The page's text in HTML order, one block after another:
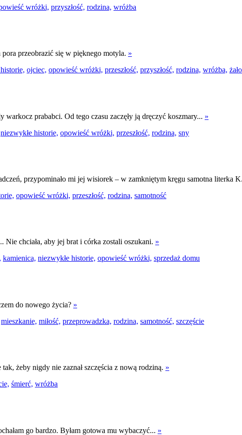
wróżki, przyszłość, rodzina, wróżba
przeobrazić się w pięknego motyla. »
ojciec, opowieść wróżki, przeszłość, przyszłość, rodzina, wróżba,
warkocz prababci. Od tego czasu zaczęły ją dręczyć koszmary... »
niezwykłe historie, opowieść wróżki, przeszłość, rodzina, sny
przypominało mi jej wisiorek – w zamkniętym kręgu samotna literka K.
opowieść wróżki, przeszłość, rodzina, samotność
Nie chciała, aby jej brat i córka zostali oszukani. »
kamienica, niezwykłe historie, opowieść wróżki, sprzedaż domu
do nowego życia? »
mieszkanie, miłość, przeprowadzka, rodzina, samotność, szczęście
żeby nigdy nie zaznał szczęścia z nową rodziną. »
śmierć, wróżba
go bardzo. Byłam gotowa mu wybaczyć... »